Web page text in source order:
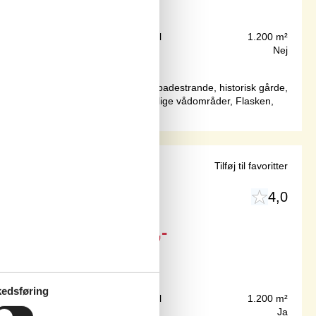
Grundareal
1.200 m²
Nej
med enestående natur, dejlige badestrande, historisk gårde,
øst (Sjælland) er der de tre dejlige vådområder, Flasken,
4,0
2.719,-
Grundareal
1.200 m²
Ja
Tilføj til favoritter